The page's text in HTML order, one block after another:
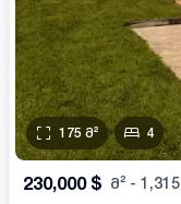
175 მ² 4
230,000 $ მ² - 1,315